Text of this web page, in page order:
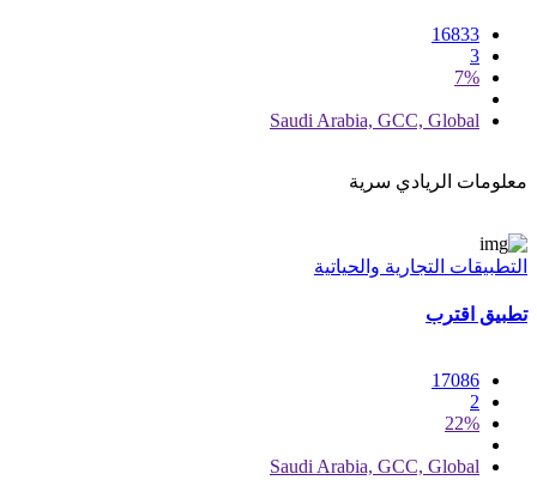
16833
3
7%
Saudi Arabia, GCC, Global
معلومات الريادي سرية
التطبيقات التجارية والحياتية
تطبيق اقترب
17086
2
22%
Saudi Arabia, GCC, Global